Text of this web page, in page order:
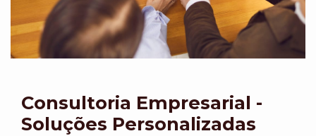
Consultoria Empresarial -
Soluções Personalizadas